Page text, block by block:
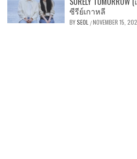
ซีรีย์เกาหลี
BYSEOL /NOVEMBER 15,